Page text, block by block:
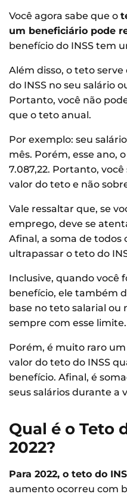
Você agora sabe que o
um beneficiário pode
benefício do INSS tem
Além disso, o teto
do INSS no seu salário
Portanto, você não
que o teto anual.
Por exemplo: seu
mês. Porém, esse ano,
7.087,22. Portanto,
valor do teto e não
Vale ressaltar que, se
emprego, deve se
Afinal, a soma de todos
ultrapassar o teto do
Inclusive, quando você
benefício, ele também
base no teto salarial ou
sempre com esse limite.
Porém, é muito raro
valor do teto do INSS
benefício. Afinal, é
seus salários durante a
Qual é o Teto
2022?
Para 2022, o teto do
aumento ocorreu com